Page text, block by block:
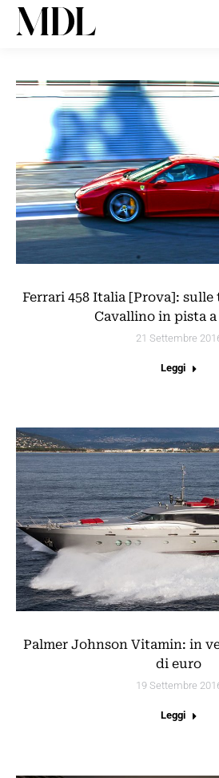
Ferrari 458 Italia [Prova]:
Cavallino in pista
21 Settembre
Leggi
Palmer Johnson Vitamin: in
di euro
19 Settembre
Leggi